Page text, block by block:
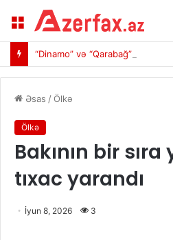
Menu
“Dinamo” və “Qarabağ”ın start
Əsas /Ölkə
Ölkə
Bakının bir
tıxac yarandı
İyun 8, 2026 3